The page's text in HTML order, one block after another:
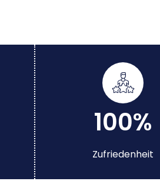
100%
Zufriedenheit